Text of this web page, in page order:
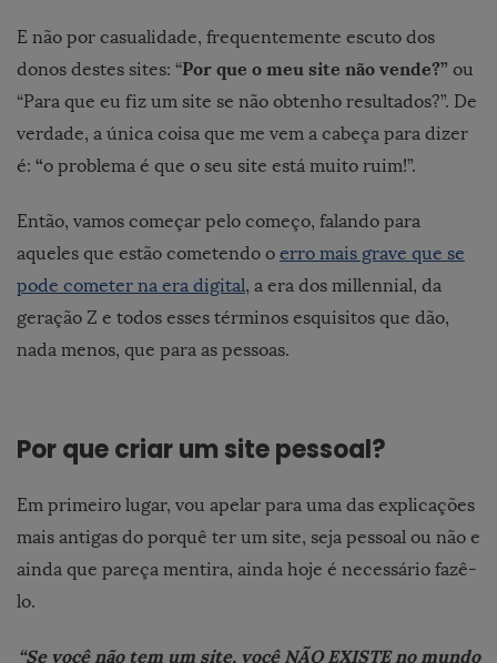
E não por casualidade, frequentemente escuto dos
donos destes sites: “Por que o meu site não vende?” ou
“Para que eu fiz um site se não obtenho resultados?”. De
verdade, a única coisa que me vem a cabeça para dizer
é: “o problema é que o seu site está muito ruim!”.
Então, vamos começar pelo começo, falando para
aqueles que estão cometendo o erro mais grave que se
pode cometer na era digital, a era dos millennial, da
geração Z e todos esses términos esquisitos que dão,
nada menos, que para as pessoas.
Por que criar um site pessoal?
Em primeiro lugar, vou apelar para uma das explicações
mais antigas do porquê ter um site, seja pessoal ou não e
ainda que pareça mentira, ainda hoje é necessário fazê-
lo.
“Se você não tem um site, você NÃO EXISTE no mundo